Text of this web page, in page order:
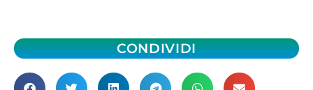
CONDIVIDI